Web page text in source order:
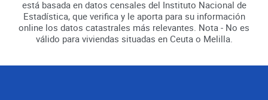
está basada en datos censales del Instituto Nacional de
Estadística, que verifica y le aporta para su información
online los datos catastrales más relevantes. Nota - No es
válido para viviendas situadas en Ceuta o Melilla.